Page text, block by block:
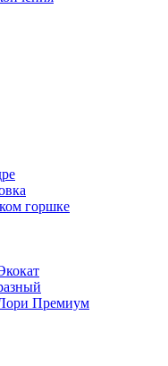
горшке
Премиум